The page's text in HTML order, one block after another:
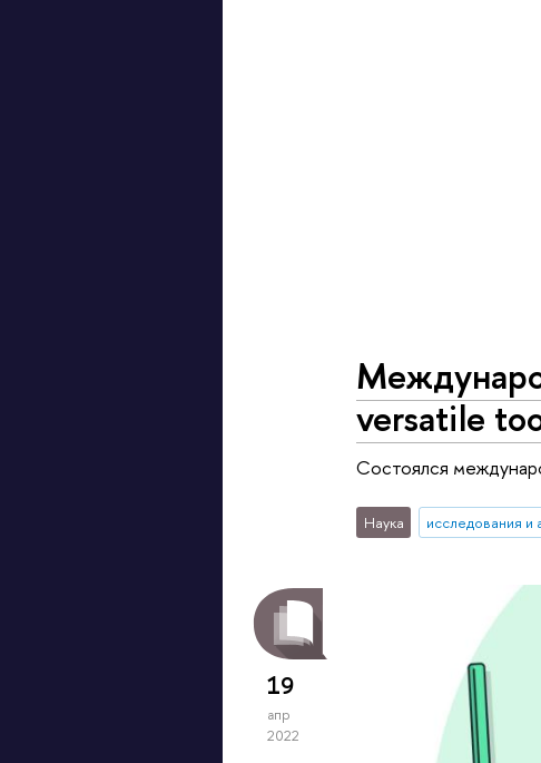
versatile
Состоялся
Наука исследования и
19
апр
2022